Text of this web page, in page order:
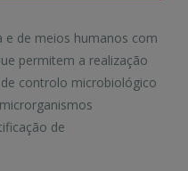
e de meios humanos com
permitem a realização
controlo microbiológico
de